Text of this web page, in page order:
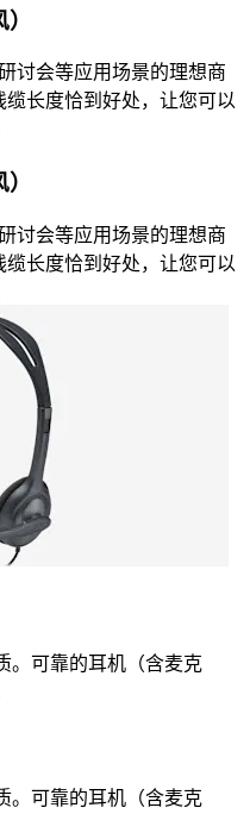
讨会等应用场景的理想商
缆长度恰到好处，让您可以
讨会等应用场景的理想商
缆长度恰到好处，让您可以
。可靠的耳机（含麦克
。可靠的耳机（含麦克